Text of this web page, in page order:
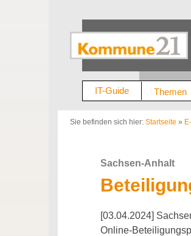
IT-Guide Themen
Sie befinden sich hier: Startseite »
Sachsen-Anhalt
[03.04.2024]
Online-